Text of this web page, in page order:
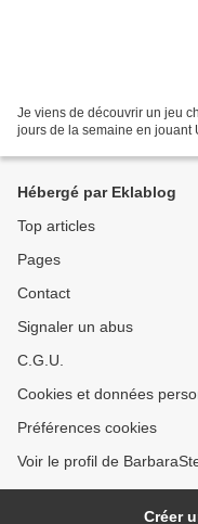
Je viens de découvrir un jeu
jours de la semaine en jouant
Hébergé par Eklablog
Top articles
Pages
Contact
Signaler un abus
C.G.U.
Cookies et données
Préférences cookies
Voir le profil de
Créer